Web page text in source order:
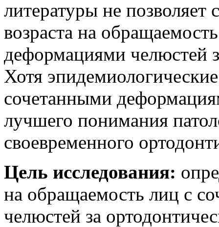
литературы не позволяет
возраста на
деформациями челюстей
Хотя
сочетанными
лучшего понимания
своевременного
Цель исследования:
на обращаемость лиц с
челюстей за